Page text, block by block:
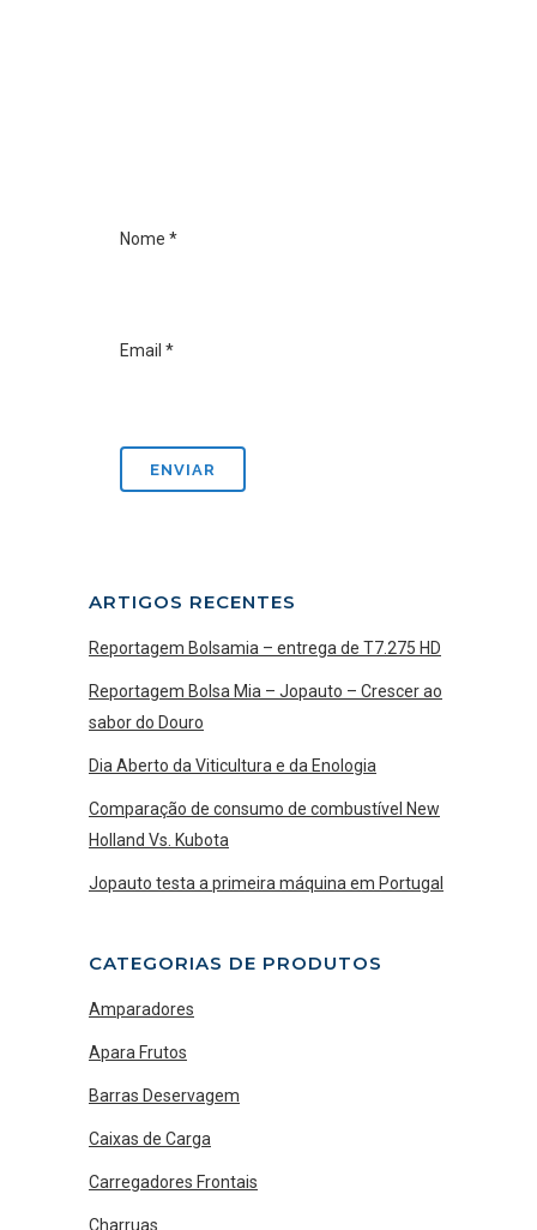
Nome *
Email *
ARTIGOS RECENTES
Reportagem Bolsamia – entrega de T7.275 HD
Reportagem Bolsa Mia – Jopauto – Crescer ao
sabor do Douro
Dia Aberto da Viticultura e da Enologia
Comparação de consumo de combustível New
Holland Vs. Kubota
Jopauto testa a primeira máquina em Portugal
CATEGORIAS DE PRODUTOS
Amparadores
Apara Frutos
Barras Deservagem
Caixas de Carga
Carregadores Frontais
Charruas